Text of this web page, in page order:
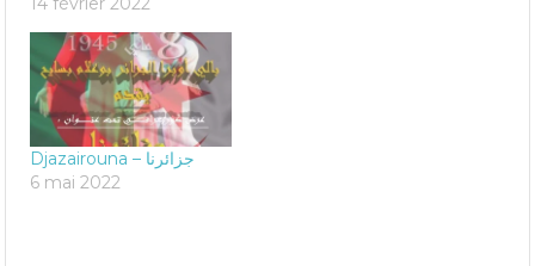
Djazairouna – جزائرنا
6 mai 2022